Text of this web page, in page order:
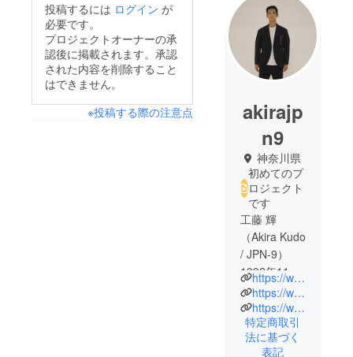
投稿するには ログイン が
必要です。
プロジェクトオーナーの承
認後に掲載されます。承認
された内容を削除すること
はできません。
※投稿する際の注意点
akirajp
n9
神奈川県
初めてのプ
ロジェクト
です
工藤 輝
（Akira Kudo
/ JPN-9）
1992年11月
17日生ま
れ、31歳。
明治大学、
学連出身の
https://www.instagram.com/akirajpn9/
https://www.facebook.com/akirajpn910/
https://www.youtube.com/channel/UCox9y4QVN88x46DJR6TCzjA
特定商取引
法に基づく
表記